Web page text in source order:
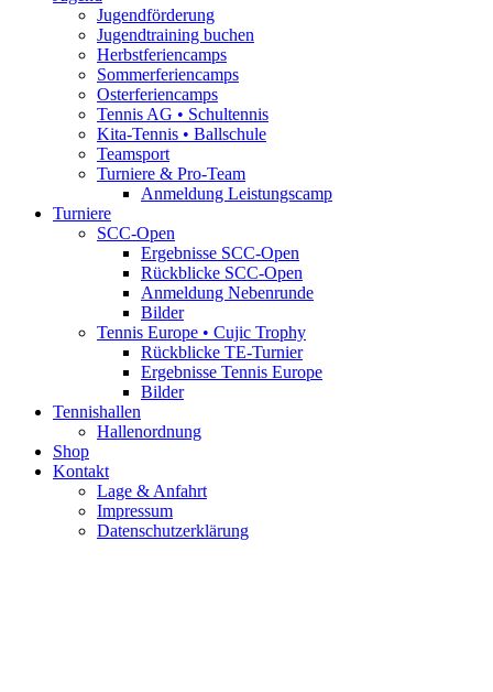
Jugendförderung
Jugendtraining buchen
Herbstferiencamps
Sommerferiencamps
Osterferiencamps
Tennis AG • Schultennis
Kita-Tennis • Ballschule
Teamsport
Turniere & Pro-Team
Anmeldung Leistungscamp
Turniere
SCC-Open
Ergebnisse SCC-Open
Rückblicke SCC-Open
Anmeldung Nebenrunde
Bilder
Tennis Europe • Cujic Trophy
Rückblicke TE-Turnier
Ergebnisse Tennis Europe
Bilder
Tennishallen
Hallenordnung
Shop
Kontakt
Lage & Anfahrt
Impressum
Datenschutzerklärung